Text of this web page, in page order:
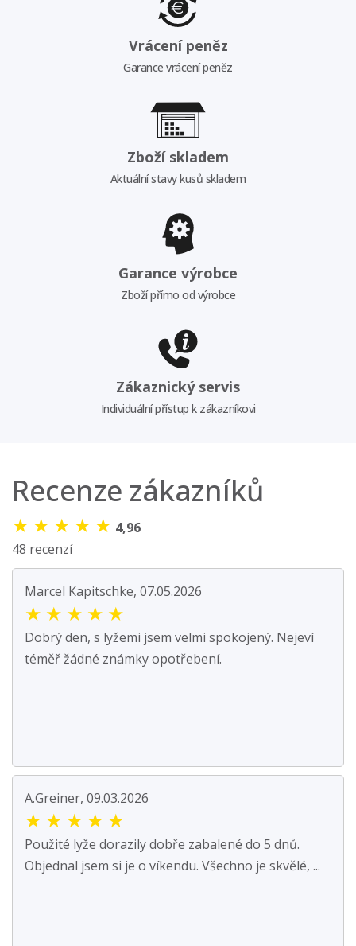
Vrácení peněz
Garance vrácení peněz
Zboží skladem
Aktuální stavy kusů skladem
Garance výrobce
Zboží přímo od výrobce
Zákaznický servis
Individuální přístup k zákazníkovi
Recenze zákazníků
★ ★ ★ ★ ★ 4,96
48 recenzí
Marcel Kapitschke, 07.05.2026
★ ★ ★ ★ ★
Dobrý den, s lyžemi jsem velmi spokojený. Nejeví
téměř žádné známky opotřebení.
A.Greiner, 09.03.2026
★ ★ ★ ★ ★
Použité lyže dorazily dobře zabalené do 5 dnů.
Objednal jsem si je o víkendu. Všechno je skvělé, ...